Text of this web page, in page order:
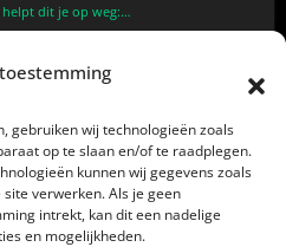
gebruiken wij technologieën zoals
op te slaan en/of te raadplegen.
kunnen wij gegevens zoals
verwerken. Als je geen
intrekt, kan dit een nadelige
en mogelijkheden.
dit je op weg:…